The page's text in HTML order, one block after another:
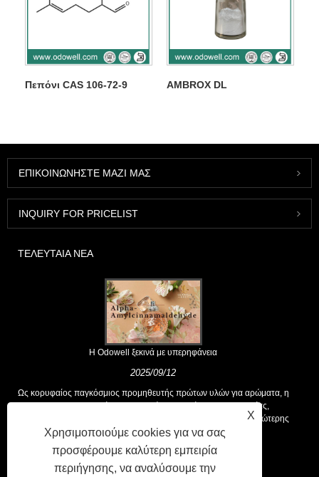
Πεπόνι CAS 106-72-9 AMBROX DL
ΕΠΙΚΟΙΝΩΝΉΣΤΕ ΜΑΖΊ ΜΑΣ
INQUIRY FOR PRICELIST
ΤΕΛΕΥΤΑΊΑ ΝΈΑ
Η Odowell ξεκινά με υπερηφάνεια
2025/09/12
Ως κορυφαίος παγκόσμιος προμηθευτής πρώτων υλών για αρώματα, η
Odowell υποστηρίζει μια βασική φιλοσοφία της "καινοτομίας,
επικεντρωμένης στην ποιότητα", που παρέχει σταθερά λύσεις ανώτερης
αρωτικής στους πελάτες παγκοσμίως.
X
Χρησιμοποιούμε cookies για να σας
προσφέρουμε καλύτερη εμπειρία
περιήγησης, να αναλύσουμε την